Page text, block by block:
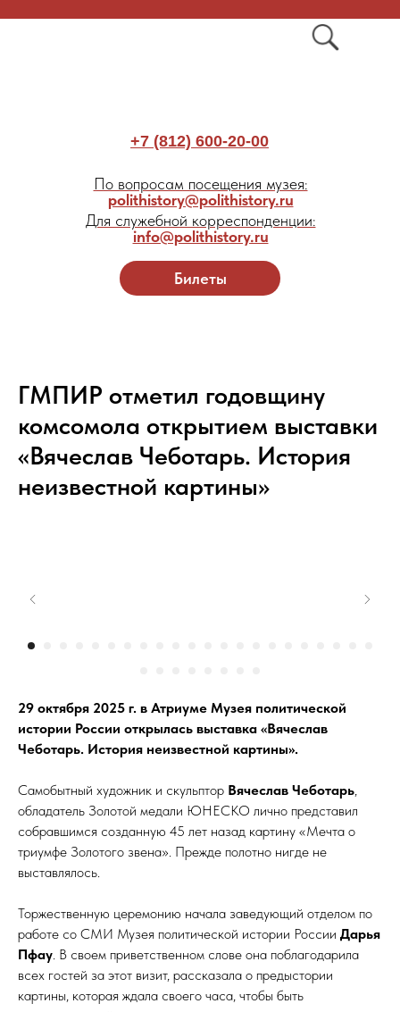
Билеты
+7 (812) 600-20-00
По вопросам посещения музея:
polithistory@polithistory.ru
Для служебной корреспонденции:
info@polithistory.ru
ГМПИР отметил годовщину
комсомола открытием выставки
«Вячеслав Чеботарь. История
неизвестной картины»
29 октября 2025 г. в Атриуме Музея политической
истории России открылась выставка «Вячеслав
Чеботарь. История неизвестной картины».
Самобытный художник и скульптор Вячеслав Чеботарь,
обладатель Золотой медали ЮНЕСКО лично представил
собравшимся созданную 45 лет назад картину «Мечта о
триумфе Золотого звена». Прежде полотно нигде не
выставлялось.
Торжественную церемонию начала заведующий отделом по
работе со СМИ Музея политической истории России Дарья
Пфау. В своем приветственном слове она поблагодарила
всех гостей за этот визит, рассказала о предыстории
картины, которая ждала своего часа, чтобы быть